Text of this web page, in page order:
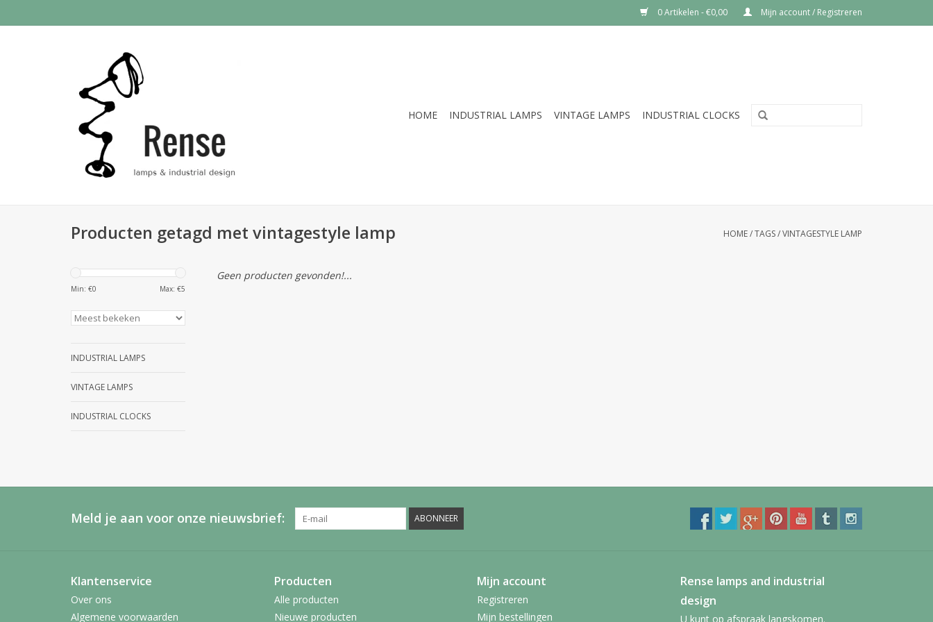
0 Artikelen - €0,00 Mijn account / Registreren
HOME INDUSTRIAL LAMPS VINTAGE LAMPS INDUSTRIAL CLOCKS
Producten getagd met vintagestyle lamp HOME/TAGS/VINTAGESTYLE LAMP
Min: €0 Max: €5
INDUSTRIAL LAMPS
VINTAGE LAMPS
INDUSTRIAL CLOCKS
Geen producten gevonden!...
Meld je aan voor onze nieuwsbrief: ABONNEER
Klantenservice
Over ons
Algemene voorwaarden
Producten
Alle producten
Nieuwe producten
Mijn account
Registreren
Mijn bestellingen
Rense lamps and industrial
design
U kunt op afspraak langskomen.